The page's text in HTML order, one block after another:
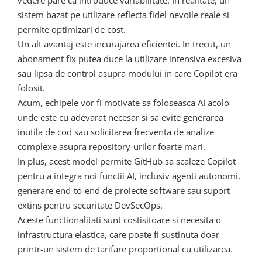
sistem bazat pe utilizare reflecta fidel nevoile reale si
permite optimizari de cost.
Un alt avantaj este incurajarea eficientei. In trecut, un
abonament fix putea duce la utilizare intensiva excesiva
sau lipsa de control asupra modului in care Copilot era
folosit.
Acum, echipele vor fi motivate sa foloseasca AI acolo
unde este cu adevarat necesar si sa evite generarea
inutila de cod sau solicitarea frecventa de analize
complexe asupra repository-urilor foarte mari.
In plus, acest model permite GitHub sa scaleze Copilot
pentru a integra noi functii AI, inclusiv agenti autonomi,
generare end-to-end de proiecte software sau suport
extins pentru securitate DevSecOps.
Aceste functionalitati sunt costisitoare si necesita o
infrastructura elastica, care poate fi sustinuta doar
printr-un sistem de tarifare proportional cu utilizarea.